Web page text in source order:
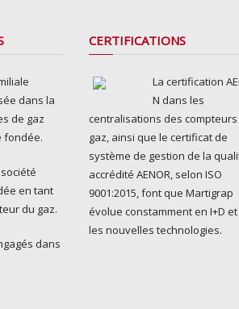
dans la
de gaz
fondée.
en tant
du gaz.
dans
CERTIFICATIONS
La certification
N dans les
centralisations des compteurs
gaz, ainsi que le certificat de
système de gestion de la
accrédité AENOR, selon ISO
9001:2015, font que Martigrap
évolue constamment en I+D
les nouvelles technologies.